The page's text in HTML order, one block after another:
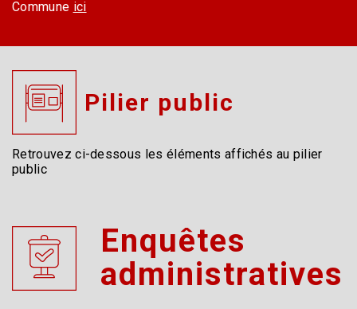
Commune ici
Pilier public
Retrouvez ci-dessous les éléments affichés au pilier
public
Enquêtes
administratives